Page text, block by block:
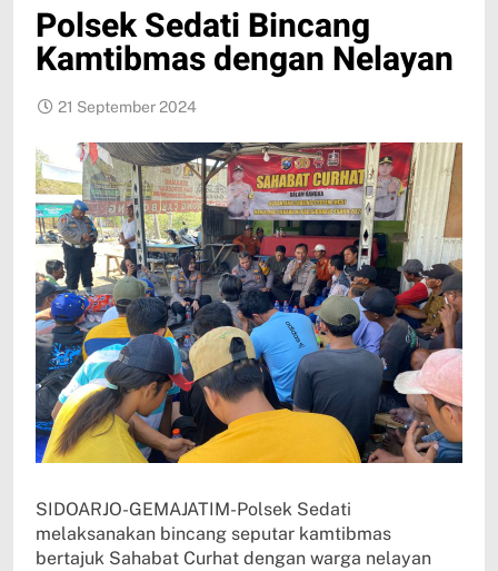
Polsek Sedati Bincang
Kamtibmas dengan Nelayan
21 September 2024
SIDOARJO-GEMAJATIM-Polsek Sedati
melaksanakan bincang seputar kamtibmas
bertajuk Sahabat Curhat dengan warga nelayan